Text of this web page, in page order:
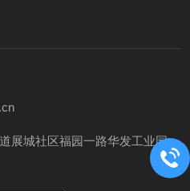
展城社区福园一路华发工业园